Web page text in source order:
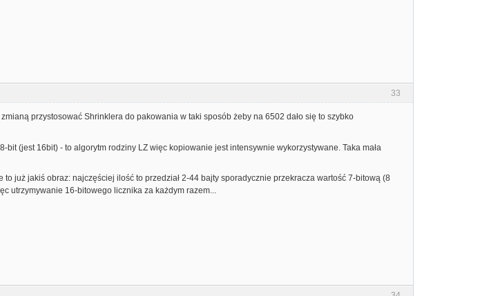
33
przystosować Shrinklera do pakowania w taki sposób żeby na 6502 dało się to szybko
(jest 16bit) - to algorytm rodziny LZ więc kopiowanie jest intensywnie wykorzystywane. Taka mała
to już jakiś obraz: najczęściej ilość to przedział 2-44 bajty sporadycznie przekracza wartość 7-bitową (8
utrzymywanie 16-bitowego licznika za każdym razem...